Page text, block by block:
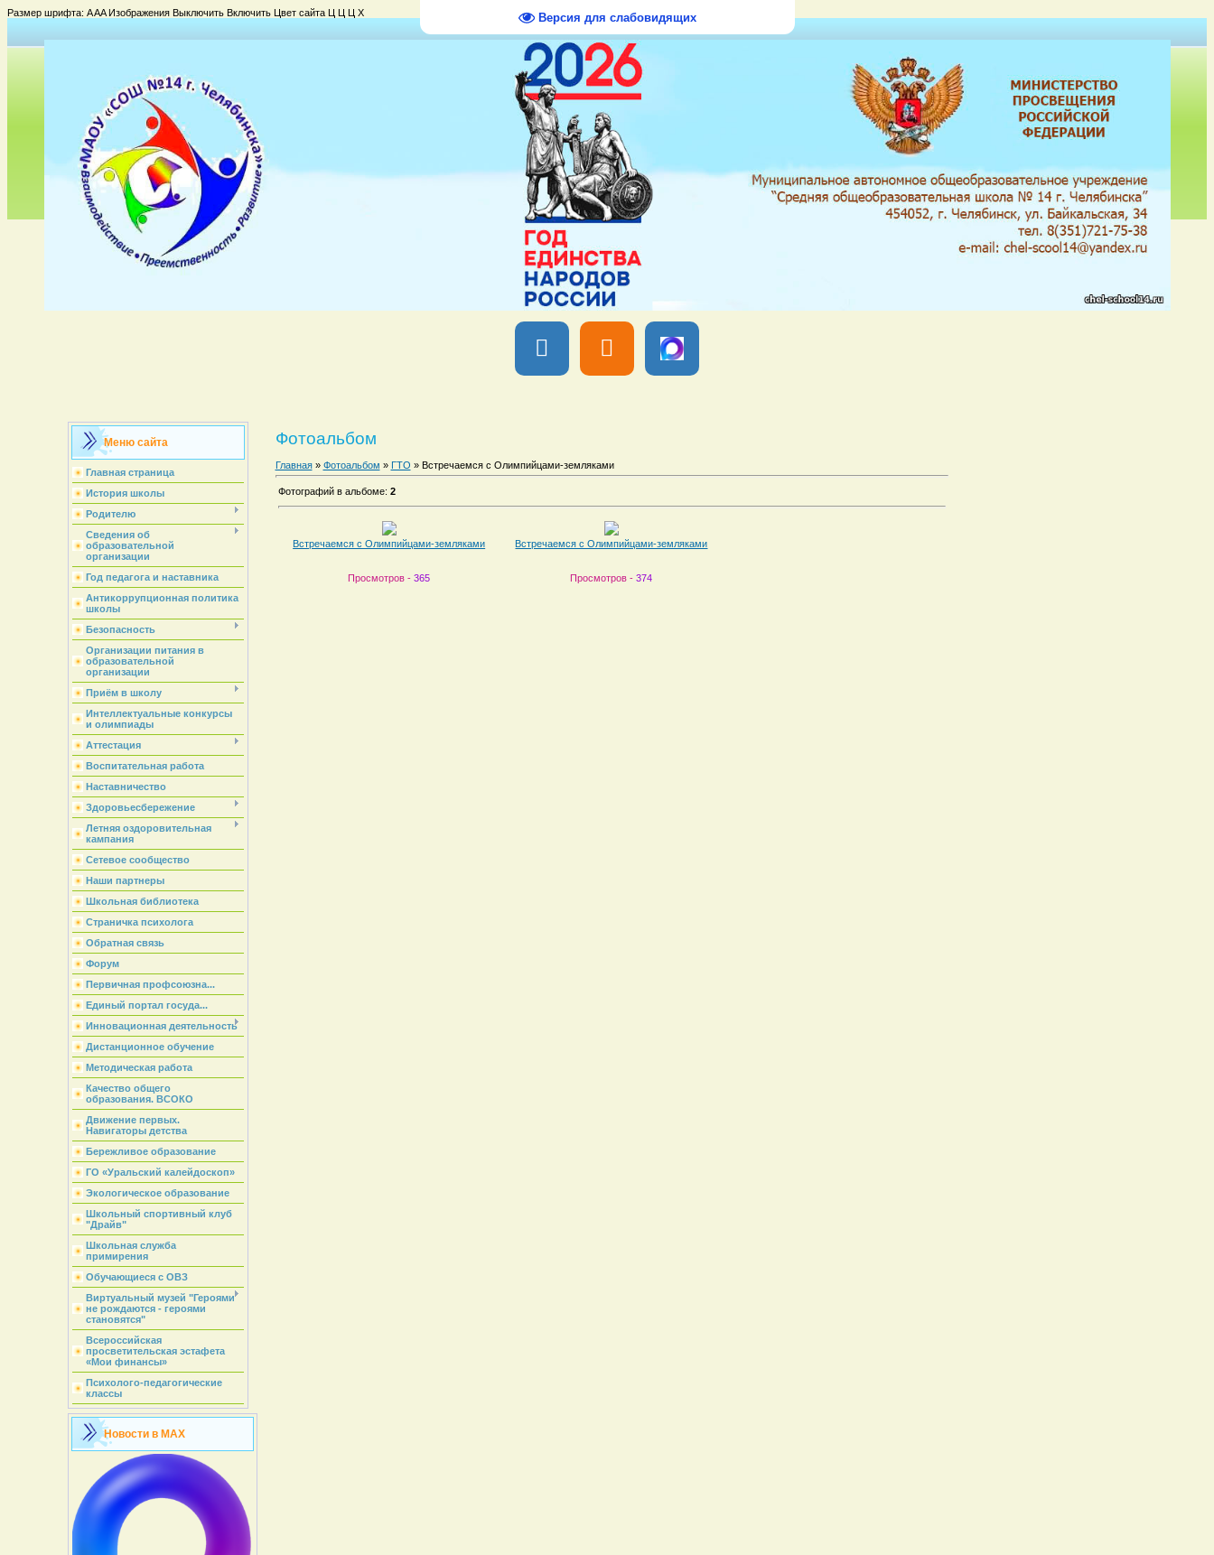
Версия для слабовидящих
Размер шрифта: AAAИзображения Выключить Включить Цвет сайта Ц Ц Ц Х
Вы вошли какГостьГруппа "Гости" Пятница, 07 Августа 2026,
Меню сайта
Главная страница
История школы
Родителю
Сведения об
образовательной
организации
Год педагога и наставника
Антикоррупционная политика
школы
Безопасность
Организации питания в
образовательной
организации
Приём в школу
Интеллектуальные конкурсы
и олимпиады
Аттестация
Воспитательная работа
Наставничество
Здоровьесбережение
Летняя оздоровительная
кампания
Сетевое сообщество
Наши партнеры
Школьная библиотека
Страничка психолога
Обратная связь
Форум
Первичная профсоюзна...
Единый портал госуда...
Инновационная деятельность
Дистанционное обучение
Методическая работа
Качество общего
образования. ВСОКО
Движение первых.
Навигаторы детства
Бережливое образование
ГО «Уральский калейдоскоп»
Экологическое образование
Школьный спортивный клуб
"Драйв"
Школьная служба
примирения
Обучающиеся с ОВЗ
Виртуальный музей "Героями
не рождаются - героями
становятся"
Всероссийская
просветительская эстафета
«Мои финансы»
Психолого-педагогические
классы
Новости в MAX
Фотоальбом
Главная» Фотоальбом » ГТО » Встречаемся с Олимпийцами-земляками
Фотографий в альбоме: 2
Встречаемся с Олимпийцами-земляками
Просмотров - 365
Встречаемся с Олимпийцами-земляками
Просмотров - 374